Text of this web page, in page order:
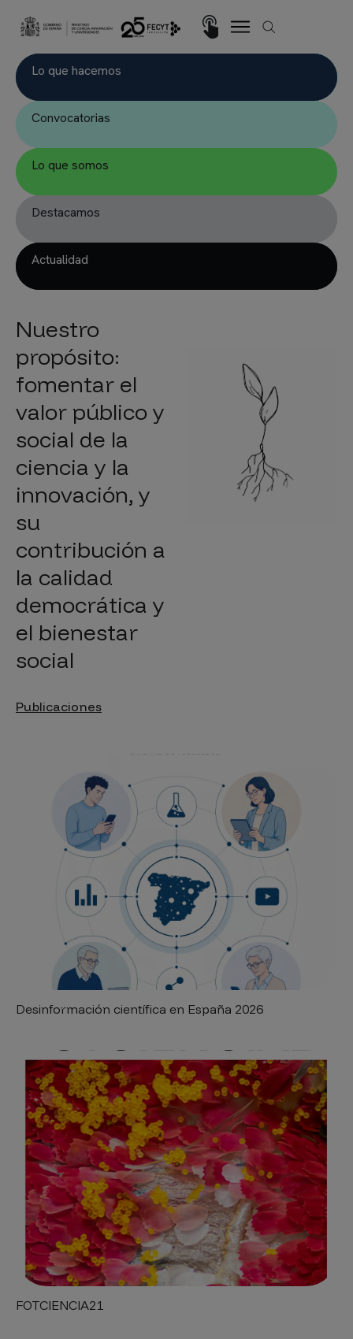
Imagen
Lo que hacemos
Convocatorias
Lo que somos
Destacamos
Actualidad
Nuestro
propósito:
fomentar el
valor público y
social de la
ciencia y la
innovación, y
su
contribución a
la calidad
democrática y
el bienestar
social
Publicaciones
Desinformación científica en España 2026
FOTCIENCIA21